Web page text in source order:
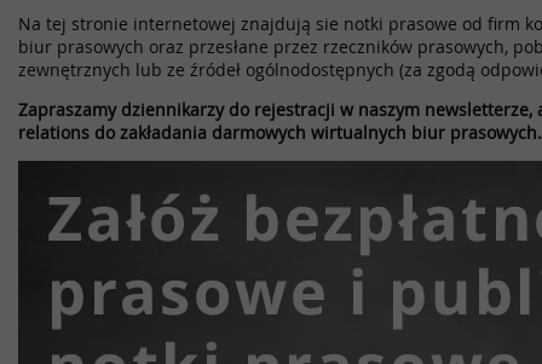
Na tej stronie internetowej znajdują sie notki prasowe od firm
biur prasowych oraz przesłane przez rzeczników prasowych,
zewnętrznych lub ze źródeł ogólnodostępnych (za zgodą
Zapraszamy dziennikarzy do rejestracji w naszym
relations do zakładania darmowych wirtualnych biur prasowych.